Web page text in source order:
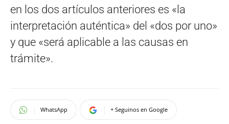
en los dos artículos anteriores es «la
interpretación auténtica» del «dos por uno»
y que «será aplicable a las causas en
trámite».
WhatsApp + Seguinos en Google